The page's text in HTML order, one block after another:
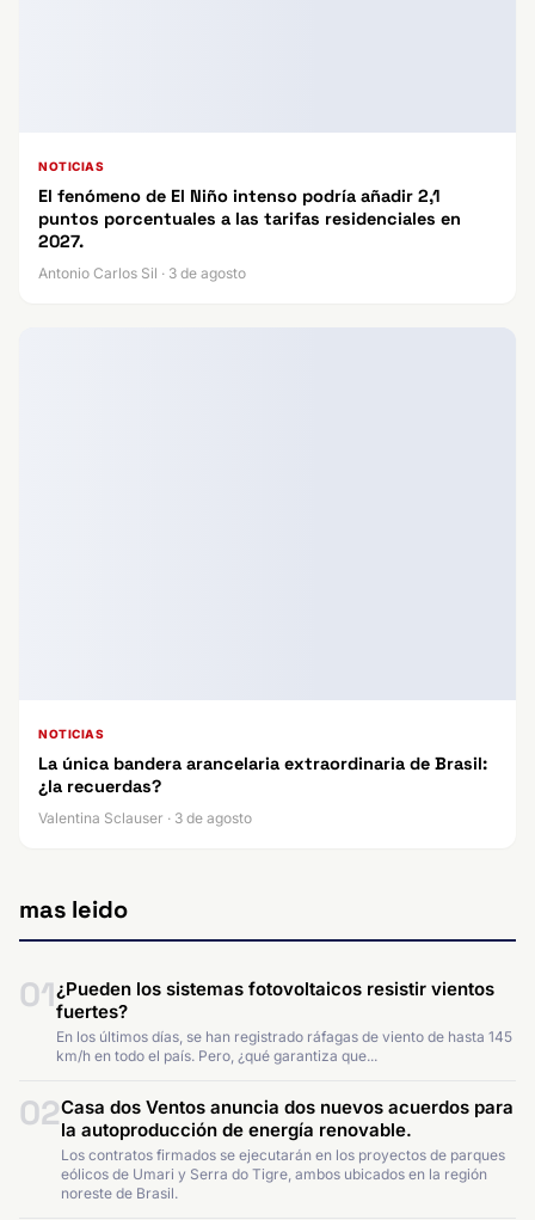
NOTICIAS
El fenómeno de El Niño intenso podría añadir 2,1
puntos porcentuales a las tarifas residenciales en
2027.
Antonio Carlos Sil · 3 de agosto
NOTICIAS
La única bandera arancelaria extraordinaria de Brasil:
¿la recuerdas?
Valentina Sclauser · 3 de agosto
mas leido
01¿Pueden los sistemas fotovoltaicos resistir vientos
fuertes?
En los últimos días, se han registrado ráfagas de viento de hasta 145
km/h en todo el país. Pero, ¿qué garantiza que...
02Casa dos Ventos anuncia dos nuevos acuerdos para
la autoproducción de energía renovable.
Los contratos firmados se ejecutarán en los proyectos de parques
eólicos de Umari y Serra do Tigre, ambos ubicados en la región
noreste de Brasil.